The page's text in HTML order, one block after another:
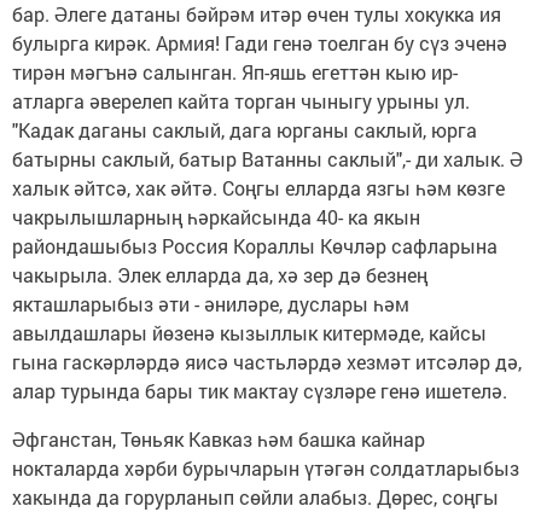
бар. Әлеге датаны бәйрәм итәр өчен тулы хокукка ия
булырга кирәк. Армия! Гади генә тоелган бу сүз эченә
тирән мәгънә салынган. Яп-яшь егеттән кыю ир-
атларга әверелеп кайта торган чыныгу урыны ул.
"Кадак даганы саклый, дага юрганы саклый, юрга
батырны саклый, батыр Ватанны саклый",- ди халык. Ә
халык әйтсә, хак әйтә. Соңгы елларда язгы һәм көзге
чакрылышларның һәркайсында 40- ка якын
райондашыбыз Россия Кораллы Көчләр сафларына
чакырыла. Элек елларда да, хә зер дә безнең
якташларыбыз әти - әниләре, дуслары һәм
авылдашлары йөзенә кызыллык китермәде, кайсы
гына гаскәрләрдә яисә частьләрдә хезмәт итсәләр дә,
алар турында бары тик мактау сүзләре генә ишетелә.
Әфганстан, Төньяк Кавказ һәм башка кайнар
нокталарда хәрби бурычларын үтәгән солдатларыбыз
хакында да горурланып сөйли алабыз. Дөрес, соңгы